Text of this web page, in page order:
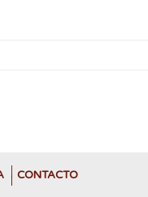
CONTACTO